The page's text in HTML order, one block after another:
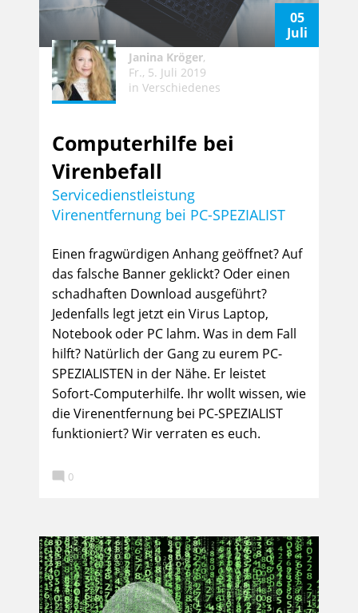
05
Juli
Janina Kröger,
Fr., 5. Juli 2019
in Verschiedenes
Computerhilfe bei
Virenbefall
Servicedienstleistung
Virenentfernung bei PC-SPEZIALIST
Einen fragwürdigen Anhang geöffnet? Auf
das falsche Banner geklickt? Oder einen
schadhaften Download ausgeführt?
Jedenfalls legt jetzt ein Virus Laptop,
Notebook oder PC lahm. Was in dem Fall
hilft? Natürlich der Gang zu eurem PC-
SPEZIALISTEN in der Nähe. Er leistet
Sofort-Computerhilfe. Ihr wollt wissen, wie
die Virenentfernung bei PC-SPEZIALIST
funktioniert? Wir verraten es euch.
 0